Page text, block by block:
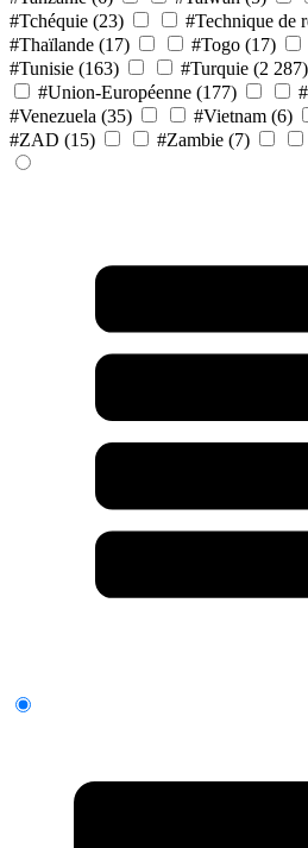
#Tchéquie (23) #Technique de
#Thaïlande (17) #Togo (17)
#Tunisie (163) #Turquie (2 287)
#Union-Européenne (177)
#Venezuela (35) #Vietnam (6)
#ZAD (15) #Zambie (7)